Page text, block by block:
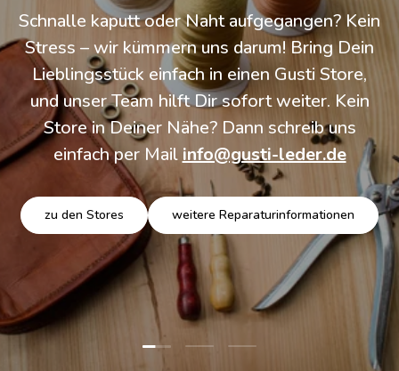
Schnalle kaputt oder Naht aufgegangen? Kein
Stress – wir kümmern uns darum! Bring Dein
Lieblingsstück einfach in einen Gusti Store,
und unser Team hilft Dir sofort weiter. Kein
Store in Deiner Nähe? Dann schreib uns
einfach per Mail info@gusti-leder.de
zu den Stores weitere Reparaturinformationen
Folie laden 1 von 3
Folie laden 2 von 3
Folie laden 3 von 3